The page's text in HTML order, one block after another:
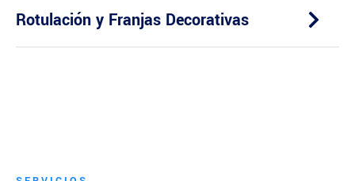
Rotulación y Franjas Decorativas